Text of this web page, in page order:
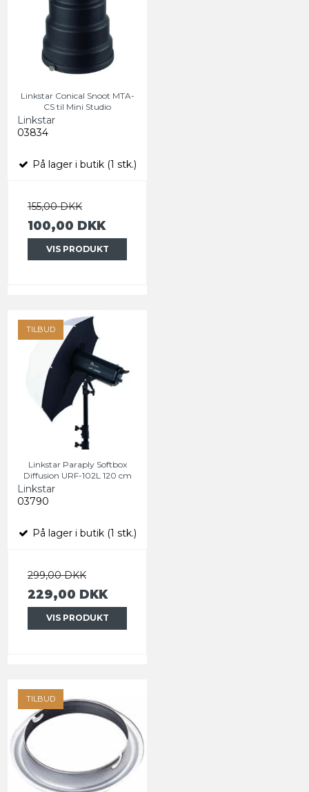
Linkstar Conical Snoot MTA-
CS til Mini Studio
Linkstar
03834
På lager i butik (1 stk.)
155,00 DKK
100,00 DKK
VIS PRODUKT
TILBUD
Linkstar Paraply Softbox
Diffusion URF-102L 120 cm
Linkstar
03790
På lager i butik (1 stk.)
299,00 DKK
229,00 DKK
VIS PRODUKT
TILBUD